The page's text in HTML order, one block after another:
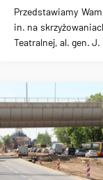
Przedstawiamy
in. na
Teatralnej, al. gen.